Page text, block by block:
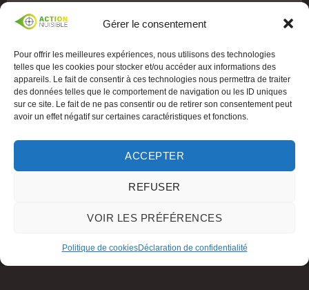
Gérer le consentement
Pour offrir les meilleures expériences, nous utilisons des technologies
telles que les cookies pour stocker et/ou accéder aux informations des
appareils. Le fait de consentir à ces technologies nous permettra de traiter
des données telles que le comportement de navigation ou les ID uniques
sur ce site. Le fait de ne pas consentir ou de retirer son consentement peut
avoir un effet négatif sur certaines caractéristiques et fonctions.
ACCEPTER
REFUSER
VOIR LES PRÉFÉRENCES
Politique de cookiesDéclaration de confidentialité